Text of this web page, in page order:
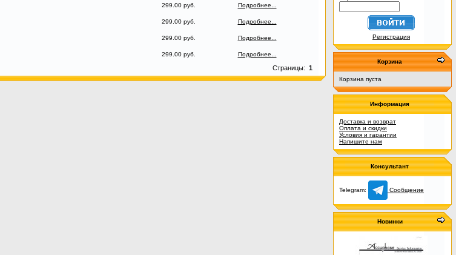
299.00 руб.
Подробнее...
299.00 руб.
Подробнее...
299.00 руб.
Подробнее...
299.00 руб. Подробнее...
Страницы: 1
Регистрация
Корзина
Корзина пуста
Информация
Доставка и возврат
Оплата и скидки
Условия и гарантии
Напишите нам
Консультант
Telegram: Сообщение
Новинки